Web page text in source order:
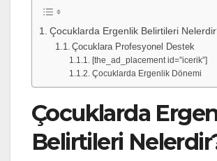
Çocuklarda Ergenlik Belirtileri
Çocuklara Profesyonel Destek
[the_ad_placement id=”icerik”]
Çocuklarda Ergenlik Dönemi
Çocuklarda
Belirtileri